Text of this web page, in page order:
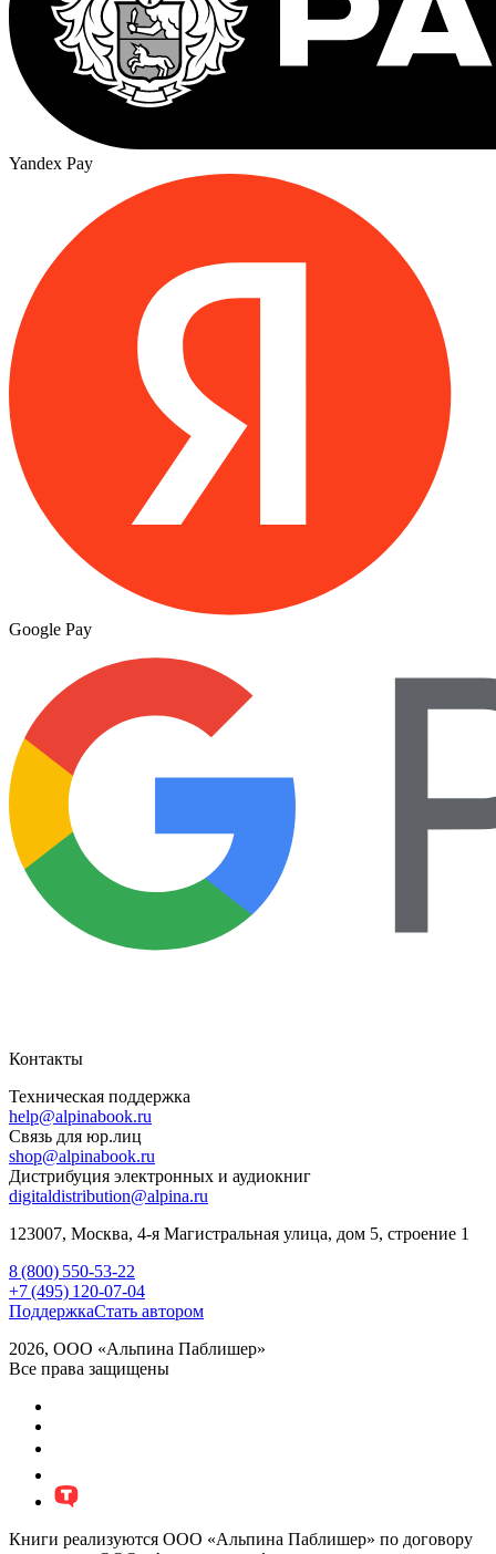
Yandex Pay
Google Pay
Контакты
Техническая поддержка
help@alpinabook.ru
Связь для юр.лиц
shop@alpinabook.ru
Дистрибуция электронных и аудиокниг
digitaldistribution@alpina.ru
123007, Москва, 4-я Магистральная улица, дом 5, строение 1
8 (800) 550-53-22
+7 (495) 120-07-04
ПоддержкаСтать автором
2026, ООО «Альпина Паблишер»
Все права защищены
Книги реализуются ООО «Альпина Паблишер» по договору